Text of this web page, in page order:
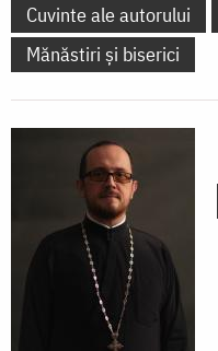
Cuvinte ale autorului
Mănăstiri și biserici